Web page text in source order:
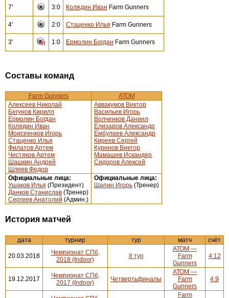
7' 3:0 Колядин Иван Farm Gunners
4' 2:0 Стаценко Илья Farm Gunners
3' 1:0 Ермолин Богдан Farm Gunners
Составы команд
Farm Gunners
АТОМ
Алексеев Николай
Бегунов Кирилл
Ермолин Богдан
Колядин Иван
Моисеенков Игорь
Стаценко Илья
Филатов Артем
Чистяков Артем
Шашкин Андрей
Шляев Федор
Аввакумов Виктор
Васильев Игорь
Волченков Даниил
Елизаров Александр
Ембулаев Александр
Киреев Сергей
Куринов Виктор
Мамашев Искандер
Сидоров Алексей
Официальные лица:
Ушаков Илья (Президент)
Данков Станислав (Тренер)
Сергеев Анатолий (Админ.)
Официальные лица:
Шапин Игорь (Тренер)
История матчей
дата турнир тур матч счёт
20.03.2018
Чемпионат СПб,
2018 (Indoor)
8 тур
АТОМ —
Farm
Gunners
4:12
19.12.2017
Чемпионат СПб,
2017 (Indoor)
Четвертьфиналы
АТОМ —
Farm
Gunners
4:9
Farm